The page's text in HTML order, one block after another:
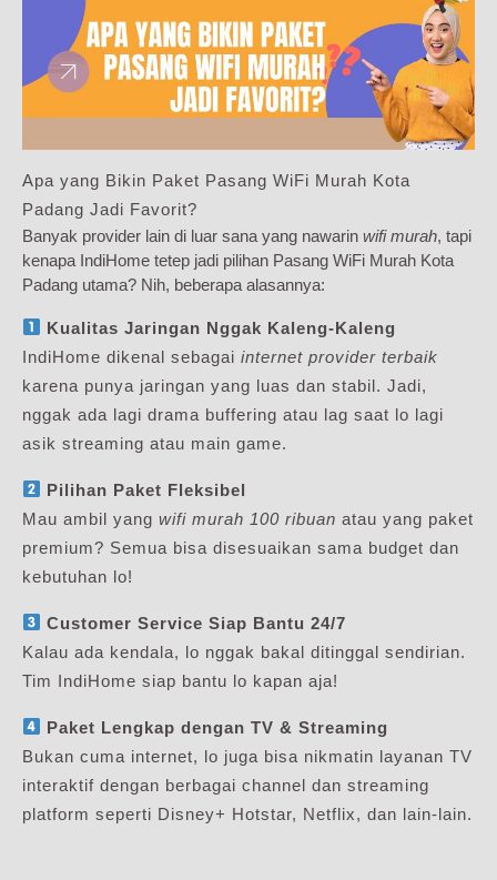
Apa yang Bikin Paket Pasang WiFi Murah Kota
Padang Jadi Favorit?
Banyak provider lain di luar sana yang nawarin wifi murah, tapi
kenapa IndiHome tetep jadi pilihan Pasang WiFi Murah Kota
Padang utama? Nih, beberapa alasannya:
Kualitas Jaringan Nggak Kaleng-Kaleng
IndiHome dikenal sebagai internet provider terbaik
karena punya jaringan yang luas dan stabil. Jadi,
nggak ada lagi drama buffering atau lag saat lo lagi
asik streaming atau main game.
Pilihan Paket Fleksibel
Mau ambil yang wifi murah 100 ribuan atau yang paket
premium? Semua bisa disesuaikan sama budget dan
kebutuhan lo!
Customer Service Siap Bantu 24/7
Kalau ada kendala, lo nggak bakal ditinggal sendirian.
Tim IndiHome siap bantu lo kapan aja!
Paket Lengkap dengan TV & Streaming
Bukan cuma internet, lo juga bisa nikmatin layanan TV
interaktif dengan berbagai channel dan streaming
platform seperti Disney+ Hotstar, Netflix, dan lain-lain.